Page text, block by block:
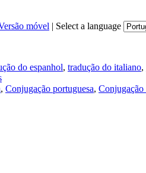
móvel | Select a language
do espanhol, tradução do italiano,
, Conjugação portuguesa, Conjugação